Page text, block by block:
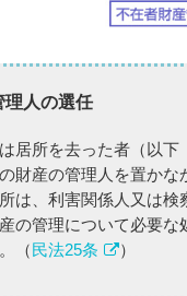
理人の選任
居所を去った者（以下
財産の管理人を置かな
は、利害関係人又は検
の管理について必要な
（ 民法25条 ）